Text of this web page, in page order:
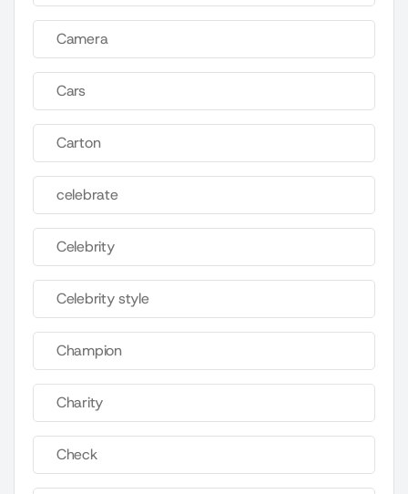
Camera
Cars
Carton
celebrate
Celebrity
Celebrity style
Champion
Charity
Check